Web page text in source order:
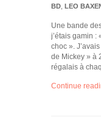
BD LEO
Une bande
j’étais gamin :
choc ».
de Mickey » à
régalais à
Continue